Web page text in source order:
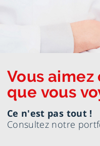
Vous aimez
que vous
Ce n'est pas tout !
Consultez notre